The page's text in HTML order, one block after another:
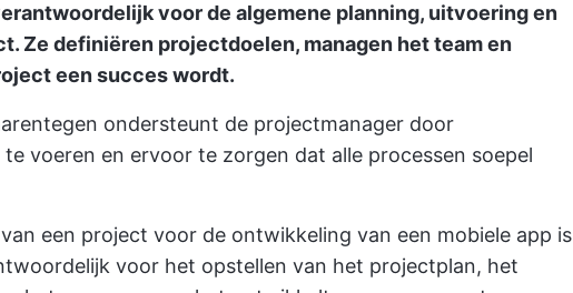
voor de algemene planning, uitvoering en
Ze definiëren projectdoelen, managen het team en
een succes wordt.
ondersteunt de projectmanager door
voeren en ervoor te zorgen dat alle processen soepel
een project voor de ontwikkeling van een mobiele app is
voor het opstellen van het projectplan, het